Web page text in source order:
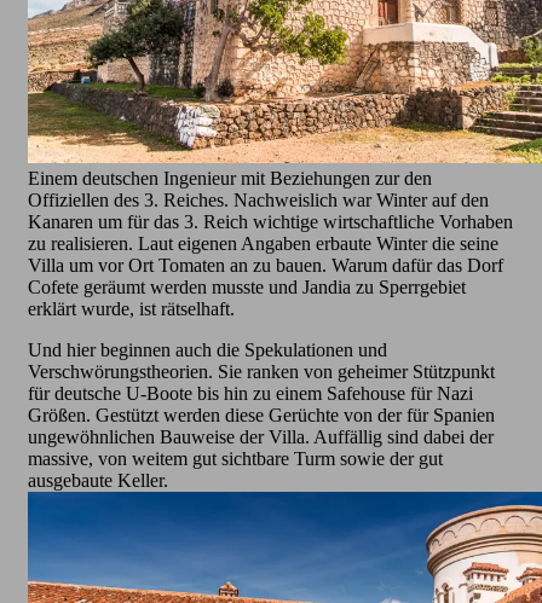
Einem deutschen Ingenieur mit Beziehungen zur den
Offiziellen des 3. Reiches. Nachweislich war Winter auf den
Kanaren um für das 3. Reich wichtige wirtschaftliche Vorhaben
zu realisieren. Laut eigenen Angaben erbaute Winter die seine
Villa um vor Ort Tomaten an zu bauen. Warum dafür das Dorf
Cofete geräumt werden musste und Jandia zu Sperrgebiet
erklärt wurde, ist rätselhaft.
Und hier beginnen auch die Spekulationen und
Verschwörungstheorien. Sie ranken von geheimer Stützpunkt
für deutsche U-Boote bis hin zu einem Safehouse für Nazi
Größen. Gestützt werden diese Gerüchte von der für Spanien
ungewöhnlichen Bauweise der Villa. Auffällig sind dabei der
massive, von weitem gut sichtbare Turm sowie der gut
ausgebaute Keller.